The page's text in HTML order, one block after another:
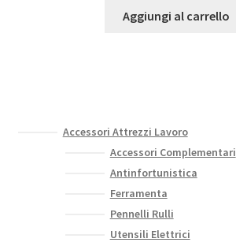
nella
Aggiungi al carrello
Accessori Attrezzi Lavoro
Accessori Complementari
Antinfortunistica
Ferramenta
Pennelli Rulli
Utensili Elettrici